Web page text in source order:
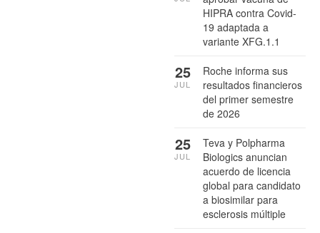
HIPRA contra Covid-
19 adaptada a
variante XFG.1.1
Roche informa sus
resultados financieros
del primer semestre
de 2026
25
JUL
Teva y Polpharma
Biologics anuncian
acuerdo de licencia
global para candidato
a biosimilar para
esclerosis múltiple
25
JUL